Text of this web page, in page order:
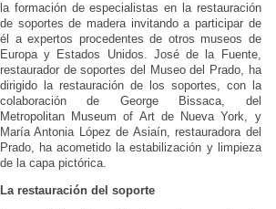
la formación de especialistas en la restauración
de soportes de madera invitando a participar de
él a expertos procedentes de otros museos de
Europa y Estados Unidos. José de la Fuente,
restaurador de soportes del Museo del Prado, ha
dirigido la restauración de los soportes, con la
colaboración de George Bissaca, del
Metropolitan Museum of Art de Nueva York, y
María Antonia López de Asiaín, restauradora del
Prado, ha acometido la estabilización y limpieza
de la capa pictórica.
La restauración del soporte